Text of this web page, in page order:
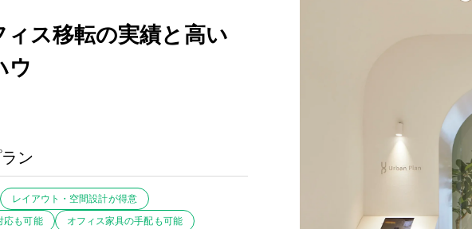
ス移転の実績と高い
ウ
ン
レイアウト・空間設計が得意
応も可能
オフィス家具の手配も可能